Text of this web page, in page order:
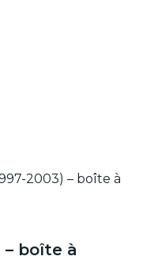
2003) – boîte à
– boîte à